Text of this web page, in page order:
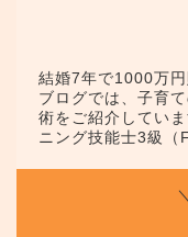
結婚7年で1000万
ブログでは、子育
術をご紹介してい
ニング技能士3級（